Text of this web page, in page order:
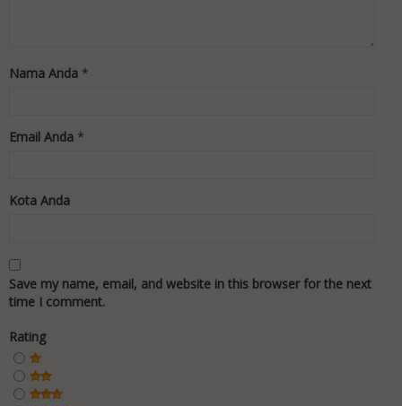
Nama Anda *
Email Anda *
Kota Anda
Save my name, email, and website in this browser for the next
time I comment.
Rating